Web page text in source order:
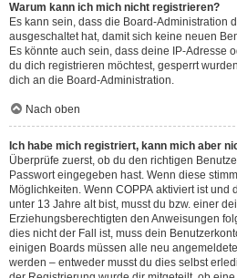
Warum kann ich mich nicht registrieren?
Es kann sein, dass die Board-Administration
ausgeschaltet hat, damit sich keine neuen
Es könnte auch sein, dass deine IP-Adresse
du dich registrieren möchtest, gesperrt
dich an die Board-Administration.
Nach oben
Ich habe mich registriert, kann mich aber
Überprüfe zuerst, ob du den richtigen
Passwort eingegeben hast. Wenn diese
Möglichkeiten. Wenn COPPA aktiviert ist und
unter 13 Jahre alt bist, musst du bzw. einer
Erziehungsberechtigten den Anweisungen
dies nicht der Fall ist, muss dein
einigen Boards müssen alle neu
werden – entweder musst du dies selbst